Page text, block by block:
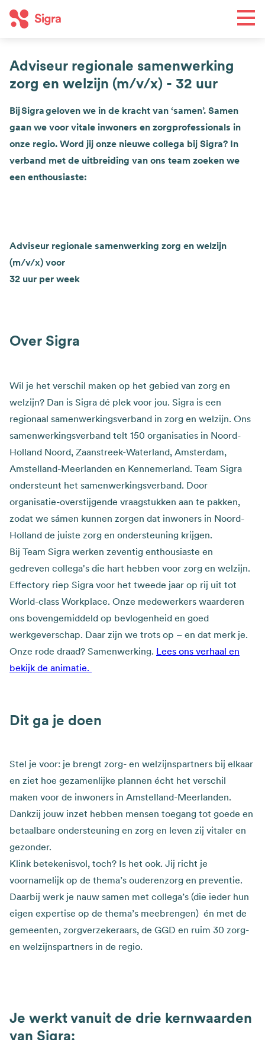
Overslaan
gaan
navigation
Word lid
Hoofdnavigatie
Wat we doen
Regio's
Agenda
Nieuws
Adviseur regionale samenwerking
zorg en welzijn (m/v/x) - 32 uur
Bij Sigra geloven we in de kracht van ‘samen’. Samen
gaan we voor vitale inwoners en zorgprofessionals in
onze regio. Word jij onze nieuwe collega bij Sigra? In
verband met de uitbreiding van ons team zoeken we
een enthousiaste:
Adviseur regionale samenwerking zorg en welzijn
(m/v/x) voor
32 uur per week
Over Sigra
Wil je het verschil maken op het gebied van zorg en
welzijn? Dan is Sigra dé plek voor jou. Sigra is een
regionaal samenwerkingsverband in zorg en welzijn. Ons
samenwerkingsverband telt 150 organisaties in Noord-
Holland Noord, Zaanstreek-Waterland, Amsterdam,
Amstelland-Meerlanden en Kennemerland. Team Sigra
ondersteunt het samenwerkingsverband. Door
organisatie-overstijgende vraagstukken aan te pakken,
zodat we sámen kunnen zorgen dat inwoners in Noord-
Holland de juiste zorg en ondersteuning krijgen.
Bij Team Sigra werken zeventig enthousiaste en
gedreven collega's die hart hebben voor zorg en welzijn.
Effectory riep Sigra voor het tweede jaar op rij uit tot
World-class Workplace. Onze medewerkers waarderen
ons bovengemiddeld op bevlogenheid en goed
werkgeverschap. Daar zijn we trots op – en dat merk je.
Onze rode draad? Samenwerking. Lees ons verhaal en
bekijk de animatie.
Dit ga je doen
Stel je voor: je brengt zorg- en welzijnspartners bij elkaar
en ziet hoe gezamenlijke plannen écht het verschil
maken voor de inwoners in Amstelland-Meerlanden.
Dankzij jouw inzet hebben mensen toegang tot goede en
betaalbare ondersteuning en zorg en leven zij vitaler en
gezonder.
Klink betekenisvol, toch? Is het ook. Jij richt je
voornamelijk op de thema’s ouderenzorg en preventie.
Daarbij werk je nauw samen met collega’s (die ieder hun
eigen expertise op de thema’s meebrengen) én met de
gemeenten, zorgverzekeraars, de GGD en ruim 30 zorg-
en welzijnspartners in de regio.
Je werkt vanuit de drie kernwaarden
van Sigra: